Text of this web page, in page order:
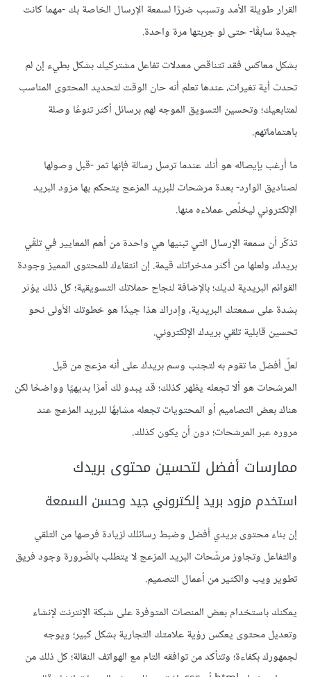
القرار طويلة الأمد وتسبب ضررًا لسمعة الإرسال الخاصة بك -مهما كانت
جيدة سابقًا- حتى لو جربتها مرة واحدة.
بشكل معاكس فقد تتناقص معدلات تفاعل مشتركيك بشكل بطيء إن لم
تحدث أية تغيرات، عندها تعلم أنه حان الوقت لتحديد المحتوى المناسب
لمتابعيك؛ وتحسين التسويق الموجه لهم برسائل أكثر تنوعًا وصلة
باهتماماتهم.
ما أرغب بإيصاله هو أنك عندما ترسل رسالة فإنها تمر -قبل وصولها
لصناديق الوارد- بعدة مرشحات للبريد المزعج يتحكم بها مزود البريد
الإلكتروني ليخلّص عملاءه منها.
تذكّر أن سمعة الإرسال التي تبنيها هي واحدة من أهم المعايير في تلقّي
بريدك، ولعلها من أكثر مدخراتك قيمة. إن انتقاءك للمحتوى المميز وجودة
القوائم البريدية لديك؛ بالإضافة لنجاح حملاتك التسويقية؛ كل ذلك يؤثر
بشدة على سمعتك البريدية، وإدراك هذا جيدًا هو خطوتك الأولى نحو
تحسين قابلية تلقي بريدك الإلكتروني.
لعلّ أفضل ما تقوم به لتجنب وسم بريدك على أنه مزعج من قبل
المرشحات هو ألا تجعله يظهر كذلك؛ قد يبدو لك أمرًا بديهيًا وواضحًا لكن
هناك بعض التصاميم أو المحتويات تجعله مشابهًا للبريد المزعج عند
مروره عبر المرشحات؛ دون أن يكون كذلك.
ممارسات أفضل لتحسين محتوى بريدك
استخدم مزود بريد إلكتروني جيد وحسن السمعة
إن بناء محتوى بريدي أفضل وضبط رسائلك لزيادة فرصها من التلقي
والتفاعل وتجاوز مرشّحات البريد المزعج لا يتطلب بالضّرورة وجود فريق
تطوير ويب والكثير من أعمال التصميم.
يمكنك باستخدام بعض المنصات المتوفرة على شبكة الإنترنت لإنشاء
وتعديل محتوى يعكس رؤية علامتك التجارية بشكل كبير؛ ويوجه
لجمهورك بكفاءة؛ وتتأكد من توافقه التام مع الهواتف النقالة؛ كل ذلك من